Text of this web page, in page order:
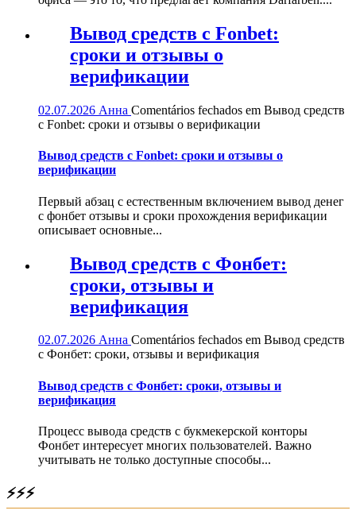
Вывод средств с Fonbet:
сроки и отзывы о
верификации
02.07.2026 Анна Comentários fechados em Вывод средств
с Fonbet: сроки и отзывы о верификации
Вывод средств с Fonbet: сроки и отзывы о
верификации
Первый абзац с естественным включением вывод денег
с фонбет отзывы и сроки прохождения верификации
описывает основные...
Вывод средств с Фонбет:
сроки, отзывы и
верификация
02.07.2026 Анна Comentários fechados em Вывод средств
с Фонбет: сроки, отзывы и верификация
Вывод средств с Фонбет: сроки, отзывы и
верификация
Процесс вывода средств с букмекерской конторы
Фонбет интересует многих пользователей. Важно
учитывать не только доступные способы...
⚡⚡⚡